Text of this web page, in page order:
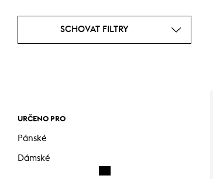
SCHOVAT FILTRY
URČENO PRO
Pánské
Dámské